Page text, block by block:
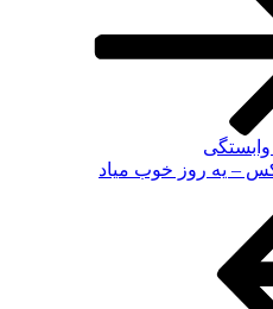
وابستگی
– یه روز خوب میاد